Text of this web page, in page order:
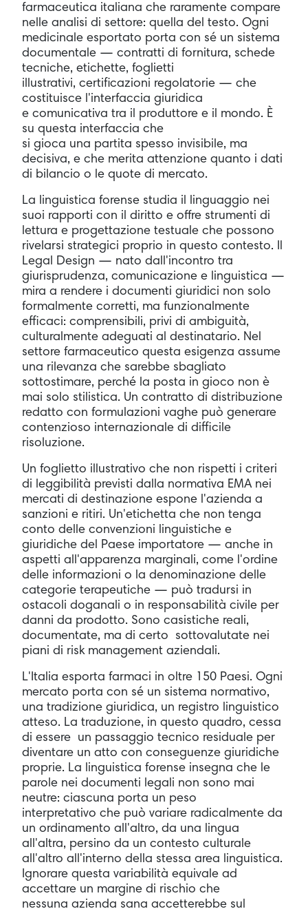
farmaceutica italiana che raramente compare
nelle analisi di settore: quella del testo. Ogni
medicinale esportato porta con sé un sistema
documentale — contratti di fornitura, schede
tecniche, etichette, foglietti
illustrativi, certificazioni regolatorie — che
costituisce l'interfaccia giuridica
e comunicativa tra il produttore e il mondo. È
su questa interfaccia che
si gioca una partita spesso invisibile, ma
decisiva, e che merita attenzione quanto i dati
di bilancio o le quote di mercato.
La linguistica forense studia il linguaggio nei
suoi rapporti con il diritto e offre strumenti di
lettura e progettazione testuale che possono
rivelarsi strategici proprio in questo contesto. Il
Legal Design — nato dall'incontro tra
giurisprudenza, comunicazione e linguistica —
mira a rendere i documenti giuridici non solo
formalmente corretti, ma funzionalmente
efficaci: comprensibili, privi di ambiguità,
culturalmente adeguati al destinatario. Nel
settore farmaceutico questa esigenza assume
una rilevanza che sarebbe sbagliato
sottostimare, perché la posta in gioco non è
mai solo stilistica. Un contratto di distribuzione
redatto con formulazioni vaghe può generare
contenzioso internazionale di difficile
risoluzione.
Un foglietto illustrativo che non rispetti i criteri
di leggibilità previsti dalla normativa EMA nei
mercati di destinazione espone l'azienda a
sanzioni e ritiri. Un'etichetta che non tenga
conto delle convenzioni linguistiche e
giuridiche del Paese importatore — anche in
aspetti all'apparenza marginali, come l'ordine
delle informazioni o la denominazione delle
categorie terapeutiche — può tradursi in
ostacoli doganali o in responsabilità civile per
danni da prodotto. Sono casistiche reali,
documentate, ma di certo sottovalutate nei
piani di risk management aziendali.
L'Italia esporta farmaci in oltre 150 Paesi. Ogni
mercato porta con sé un sistema normativo,
una tradizione giuridica, un registro linguistico
atteso. La traduzione, in questo quadro, cessa
di essere un passaggio tecnico residuale per
diventare un atto con conseguenze giuridiche
proprie. La linguistica forense insegna che le
parole nei documenti legali non sono mai
neutre: ciascuna porta un peso
interpretativo che può variare radicalmente da
un ordinamento all'altro, da una lingua
all'altra, persino da un contesto culturale
all'altro all'interno della stessa area linguistica.
Ignorare questa variabilità equivale ad
accettare un margine di rischio che
nessuna azienda sana accetterebbe sul